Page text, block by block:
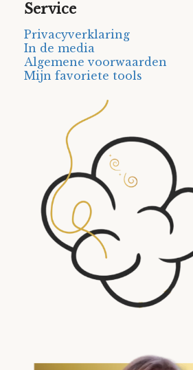
Service
Privacyverklaring
In de media
Algemene voorwaarden
Mijn favoriete tools